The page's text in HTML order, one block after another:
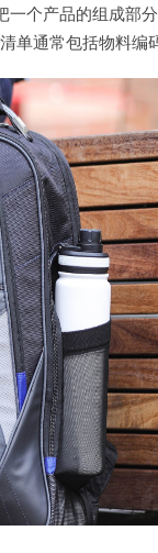
个产品的组成部
通常包括物料编